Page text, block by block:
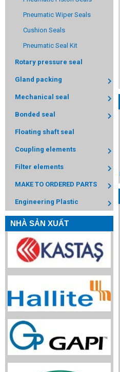
Pneumatic Wiper Seals
Cushion Seals
Pneumatic Seal Kit
Rotary pressure seal
Gland packing
Mechanical seal
Bonded seal
Floating shaft seal
Coupling elements
Filter elements
MAKE TO ORDERED PARTS
Engineering Plastic
NHÀ SẢN XUẤT